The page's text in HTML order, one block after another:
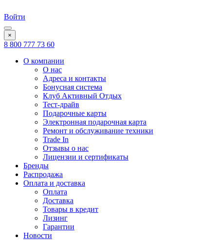
Войти
×
8 800 777 73 60
О компании
О нас
Адреса и контакты
Бонусная система
Клуб Активный Отдых
Тест-драйв
Подарочные карты
Электронная подарочная карта
Ремонт и обслуживание техники
Trade In
Отзывы о нас
Лицензии и сертификаты
Бренды
Распродажа
Оплата и доставка
Оплата
Доставка
Товары в кредит
Лизинг
Гарантии
Новости